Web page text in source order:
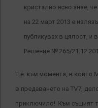
кристално ясно знае,
на 22 март 2013 е
публикувах в цялост, и
Решение № 265/
Т.е. към момента, в който
в предаването на TV7,
приключило! Към същият